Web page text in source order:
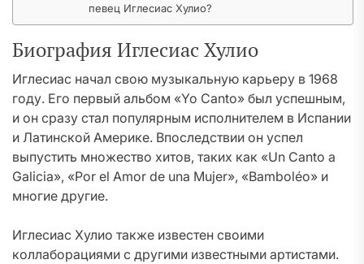
певец Иглесиас Хулио?
Биография Иглесиас Хулио
Иглесиас начал свою музыкальную карьеру в 1968
году. Его первый альбом «Yo Canto» был успешным,
и он сразу стал популярным исполнителем в Испании
и Латинской Америке. Впоследствии он успел
выпустить множество хитов, таких как «Un Canto a
Galicia», «Por el Amor de una Mujer», «Bamboléo» и
многие другие.
Иглесиас Хулио также известен своими
коллаборациями с другими известными артистами.